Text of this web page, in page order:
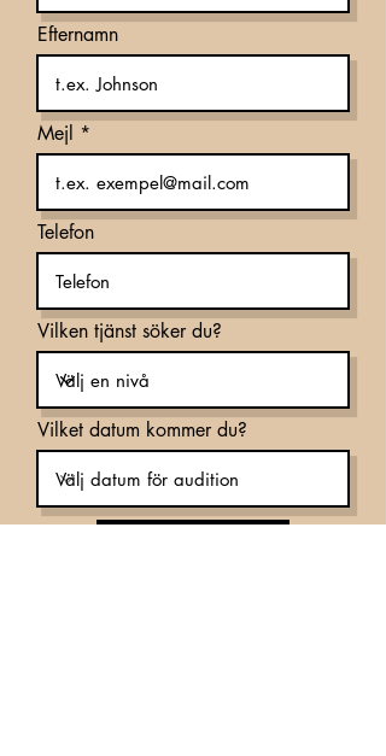
Efternamn
Mejl
Telefon
Vilken tjänst söker du?
Vilket datum kommer du?
Anmäl dig nu